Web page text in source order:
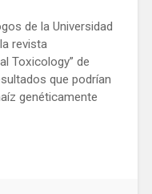
de la Universidad
revista
Toxicology” de
que podrían
genéticamente